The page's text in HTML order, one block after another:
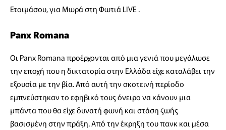
Ετοιμάσου, για Μωρά στη Φωτιά LIVE .
Panx Romana
Οι Panx Romana προέρχονται από μια γενιά που μεγάλωσε
την εποχή που η δικτατορία στην Ελλάδα είχε καταλάβει την
εξουσία με την βία. Από αυτή την σκοτεινή περίοδο
εμπνεύστηκαν το εφηβικό τους όνειρο να κάνουν μια
μπάντα που θα είχε δυνατή φωνή και στάση ζωής
βασισμένη στην πράξη. Από την έκρηξη του πανκ και μέσα